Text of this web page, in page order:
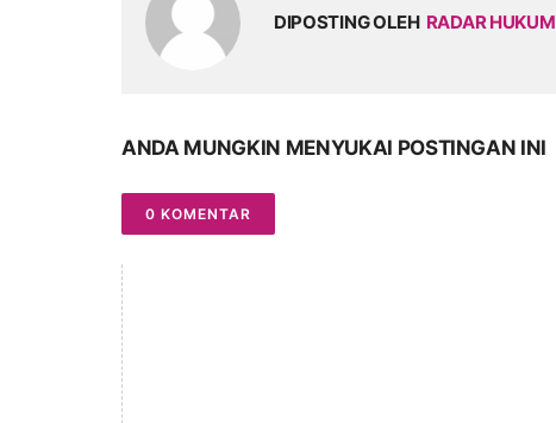
DIPOSTING OLEH RADAR HUKUM
ANDA MUNGKIN MENYUKAI POSTINGAN INI
0 KOMENTAR